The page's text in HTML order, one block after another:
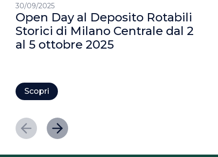
30/09/2025
Open Day al Deposito Rotabili
Storici di Milano Centrale dal 2
al 5 ottobre 2025
Scopri